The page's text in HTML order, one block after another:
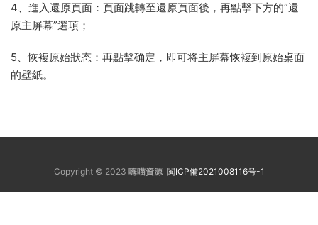
4、進入還原頁面：頁面跳轉至還原頁面後，再點擊下方的“還
原主屏幕”選項；
5、恢複原始狀态：再點擊确定，即可将主屏幕恢複到原始桌面
的壁紙。
Copyright © 2023 嗨喵資源 閩ICP備2021008116号-1